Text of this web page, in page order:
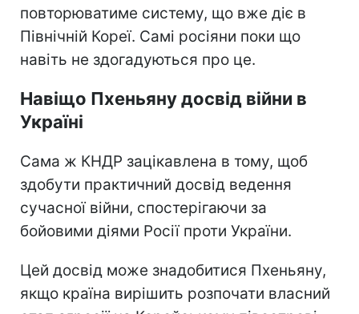
повторюватиме систему, що вже діє в
Північній Кореї. Самі росіяни поки що
навіть не здогадуються про це.
Навіщо Пхеньяну досвід війни в
Україні
Сама ж КНДР зацікавлена в тому, щоб
здобути практичний досвід ведення
сучасної війни, спостерігаючи за
бойовими діями Росії проти України.
Цей досвід може знадобитися Пхеньяну,
якщо країна вирішить розпочати власний